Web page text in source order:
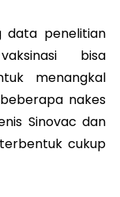
data penelitian
bisa
menangkal
nakes
Sinovac dan
cukup